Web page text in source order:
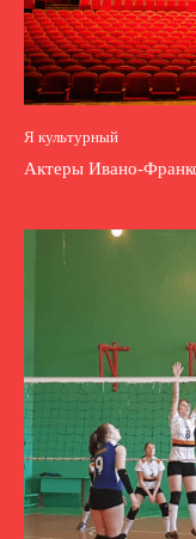
Я культурный
Актеры Ивано-